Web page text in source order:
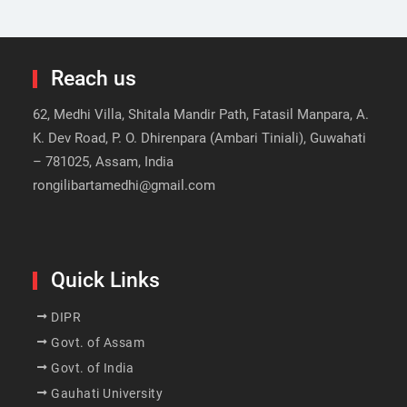
Reach us
62, Medhi Villa, Shitala Mandir Path, Fatasil Manpara, A.
K. Dev Road, P. O. Dhirenpara (Ambari Tiniali), Guwahati
– 781025, Assam, India
rongilibartamedhi@gmail.com
Quick Links
DIPR
Govt. of Assam
Govt. of India
Gauhati University